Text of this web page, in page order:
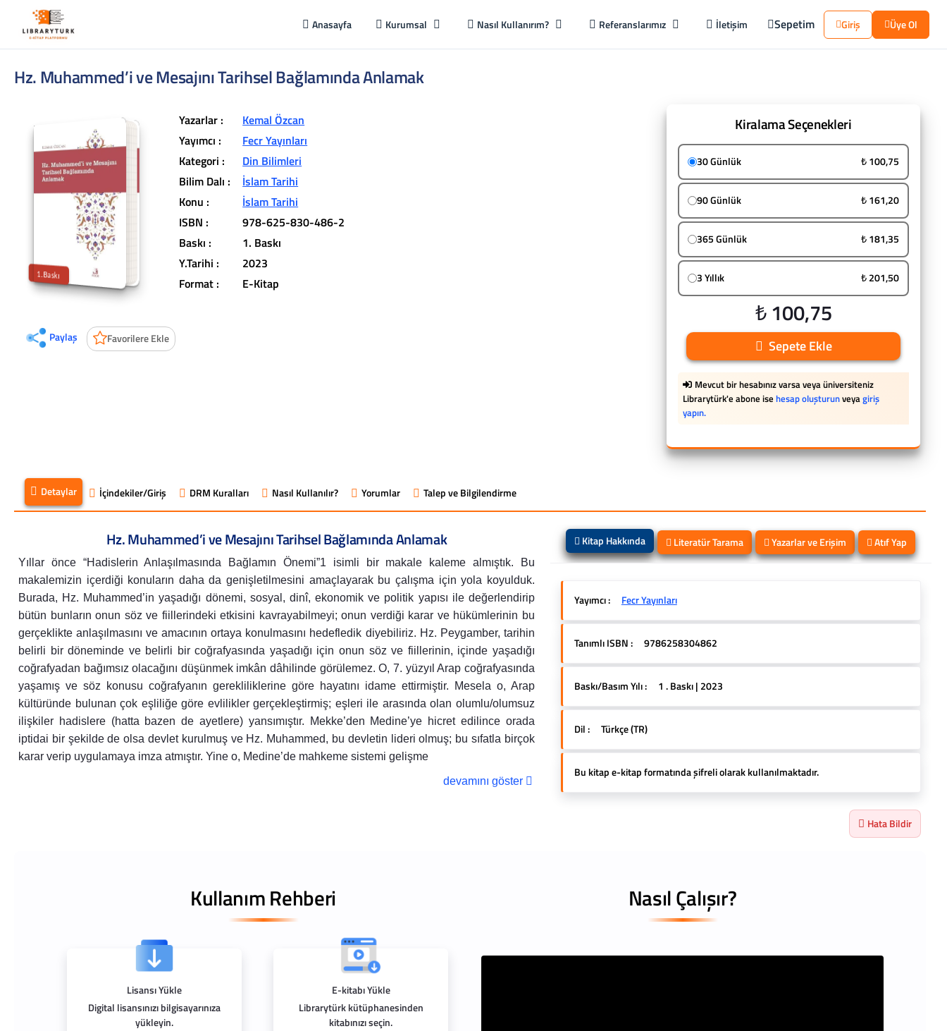
Anasayfa Kurumsal Nasıl Kullanırım? Referanslarımız İletişim Sepetim Giriş Üye Ol
Hz. Muhammed’i ve Mesajını Tarihsel Bağlamında Anlamak
1.Baskı
L
ib
r
a
r
y
t
ü
r
k
lit
e
r
a
t
ü
r
a
v
u
c
u
n
u
z
u
n
iç
in
d
e
Paylaş Favorilere Ekle
Yazarlar :
Kemal Özcan
Yayımcı :
Fecr Yayınları
Kategori :
Din Bilimleri
Bilim Dalı :
İslam Tarihi
Konu :
İslam Tarihi
ISBN :
978-625-830-486-2
Baskı :
1. Baskı
Y.Tarihi :
2023
Format :
E-Kitap
Kiralama Seçenekleri
30 Günlük ₺ 100,75
90 Günlük ₺ 161,20
365 Günlük ₺ 181,35
3 Yıllık ₺ 201,50
₺ 100,75
Sepete Ekle
Mevcut bir hesabınız varsa veya üniversiteniz
Librarytürk'e abone ise hesap oluşturunveyagiriş
yapın.
Detaylar İçindekiler/Giriş DRM Kuralları Nasıl Kullanılır? Yorumlar Talep ve Bilgilendirme
Hz. Muhammed’i ve Mesajını Tarihsel Bağlamında Anlamak
Yıllar önce “Hadislerin Anlaşılmasında Bağlamın Önemi”1 isimli bir makale kaleme almıştık. Bu
makalemizin içerdiği konuların daha da genişletilmesini amaçlayarak bu çalışma için yola koyulduk.
Burada, Hz. Muhammed’in yaşadığı dönemi, sosyal, dinî, ekonomik ve politik yapısı ile değerlendirip
bütün bunların onun söz ve fiillerindeki etkisini kavrayabilmeyi; onun verdiği karar ve hükümlerinin bu
gerçeklikte anlaşılmasını ve amacının ortaya konulmasını hedefledik diyebiliriz. Hz. Peygamber, tarihin
belirli bir döneminde ve belirli bir coğrafyasında yaşadığı için onun söz ve fiillerinin, içinde yaşadığı
coğrafyadan bağımsız olacağını düşünmek imkân dâhilinde görülemez. O, 7. yüzyıl Arap coğrafyasında
yaşamış ve söz konusu coğrafyanın gerekliliklerine göre hayatını idame ettirmiştir. Mesela o, Arap
kültüründe bulunan çok eşliliğe göre evlilikler gerçekleştirmiş; eşleri ile arasında olan olumlu/olumsuz
ilişkiler hadislere (hatta bazen de ayetlere) yansımıştır. Mekke’den Medine’ye hicret edilince orada
iptidai bir şekilde de olsa devlet kurulmuş ve Hz. Muhammed, bu devletin lideri olmuş; bu sıfatla birçok
karar verip uygulamaya imza atmıştır. Yine o, Medine’de mahkeme sistemi gelişme
devamını göster
Kitap Hakkında Literatür Tarama Yazarlar ve Erişim Atıf Yap
Yayımcı : Fecr Yayınları
Tanımlı ISBN : 9786258304862
Baskı/Basım Yılı : 1 . Baskı | 2023
Dil : Türkçe (TR)
Bu kitap e-kitap formatında şifreli olarak kullanılmaktadır.
Hata Bildir
Kullanım Rehberi
Lisansı Yükle
Digital lisansınızı bilgisayarınıza
yükleyin.
E-kitabı Yükle
Librarytürk kütüphanesinden
kitabınızı seçin.
Nasıl Çalışır?